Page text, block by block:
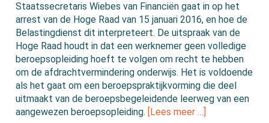
Staatssecretaris Wiebes van Financiën gaat in op het
arrest van de Hoge Raad van 15 januari 2016, en hoe de
Belastingdienst dit interpreteert. De uitspraak van de
Hoge Raad houdt in dat een werknemer geen volledige
beroepsopleiding hoeft te volgen om recht te hebben
om de afdrachtvermindering onderwijs. Het is voldoende
als het gaat om een beroepspraktijkvorming die deel
uitmaakt van de beroepsbegeleidende leerweg van een
aangewezen beroepsopleiding.
[Lees meer …]